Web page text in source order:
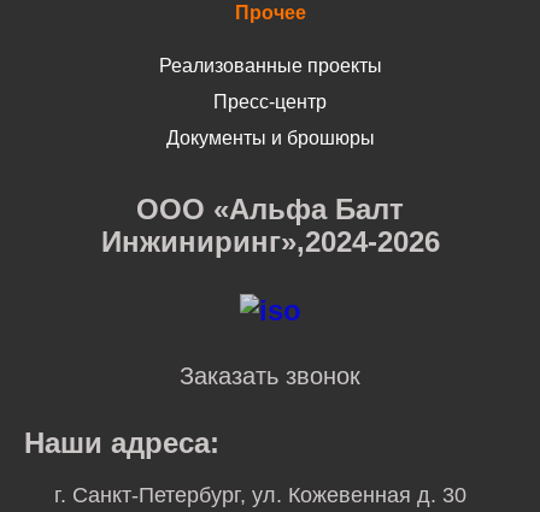
Прочее
Реализованные проекты
Пресс-центр
Документы и брошюры
ООО «Альфа Балт
Инжиниринг»,2024-2026
Заказать звонок
Наши адреса:
г. Санкт-Петербург, ул. Кожевенная д. 30